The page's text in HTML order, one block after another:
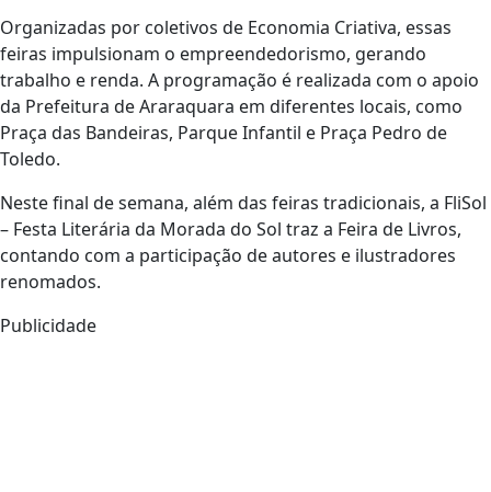
Organizadas por coletivos de Economia Criativa, essas
feiras impulsionam o empreendedorismo, gerando
trabalho e renda. A programação é realizada com o apoio
da Prefeitura de Araraquara em diferentes locais, como
Praça das Bandeiras, Parque Infantil e Praça Pedro de
Toledo.
Neste final de semana, além das feiras tradicionais, a FliSol
– Festa Literária da Morada do Sol traz a Feira de Livros,
contando com a participação de autores e ilustradores
renomados.
Publicidade